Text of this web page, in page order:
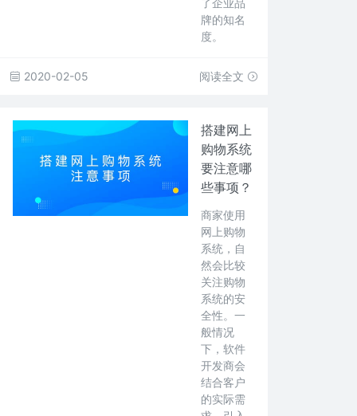
了企业品
牌的知名
度。
2020-02-05 阅读全文
搭建网上
购物系统
要注意哪
些事项？
商家使用
网上购物
系统，自
然会比较
关注购物
系统的安
全性。一
般情况
下，软件
开发商会
结合客户
的实际需